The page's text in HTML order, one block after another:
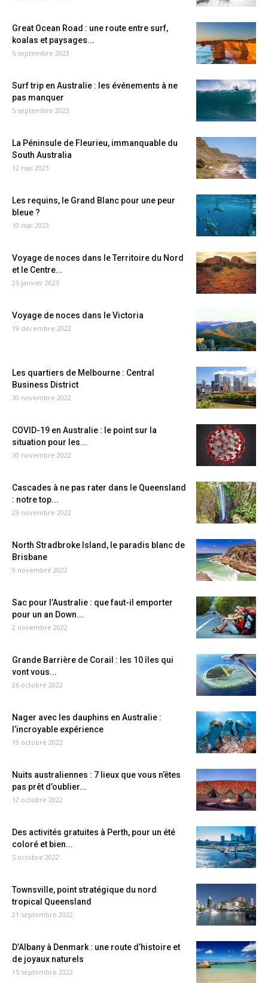
Great Ocean Road : une route entre surf,
koalas et paysages...
5 septembre 2023
Surf trip en Australie : les événements à ne
pas manquer
5 septembre 2023
La Péninsule de Fleurieu, immanquable du
South Australia
12 mai 2023
Les requins, le Grand Blanc pour une peur
bleue ?
10 mai 2023
Voyage de noces dans le Territoire du Nord
et le Centre...
25 janvier 2023
Voyage de noces dans le Victoria
19 décembre 2022
Les quartiers de Melbourne : Central
Business District
30 novembre 2022
COVID-19 en Australie : le point sur la
situation pour les...
30 novembre 2022
Cascades à ne pas rater dans le Queensland
: notre top...
23 novembre 2022
North Stradbroke Island, le paradis blanc de
Brisbane
9 novembre 2022
Sac pour l’Australie : que faut-il emporter
pour un an Down...
2 novembre 2022
Grande Barrière de Corail : les 10 îles qui
vont vous...
26 octobre 2022
Nager avec les dauphins en Australie :
l’incroyable expérience
19 octobre 2022
Nuits australiennes : 7 lieux que vous n’êtes
pas prêt d’oublier...
12 octobre 2022
Des activités gratuites à Perth, pour un été
coloré et bien...
5 octobre 2022
Townsville, point stratégique du nord
tropical Queensland
21 septembre 2022
D’Albany à Denmark : une route d’histoire et
de joyaux naturels
15 septembre 2022